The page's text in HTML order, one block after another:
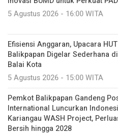
5 Agustus 2026 - 16:00 WITA
Efisiensi Anggaran, Upacara
Balikpapan Digelar Sederhana
Balai Kota
5 Agustus 2026 - 15:00 WITA
Pemkot Balikpapan Gandeng
International Luncurkan
Kariangau WASH Project,
Bersih hingga 2028